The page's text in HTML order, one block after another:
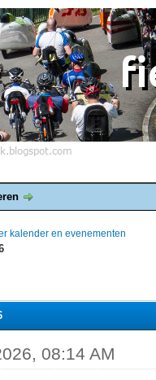
kalender en evenementen
08:14 AM